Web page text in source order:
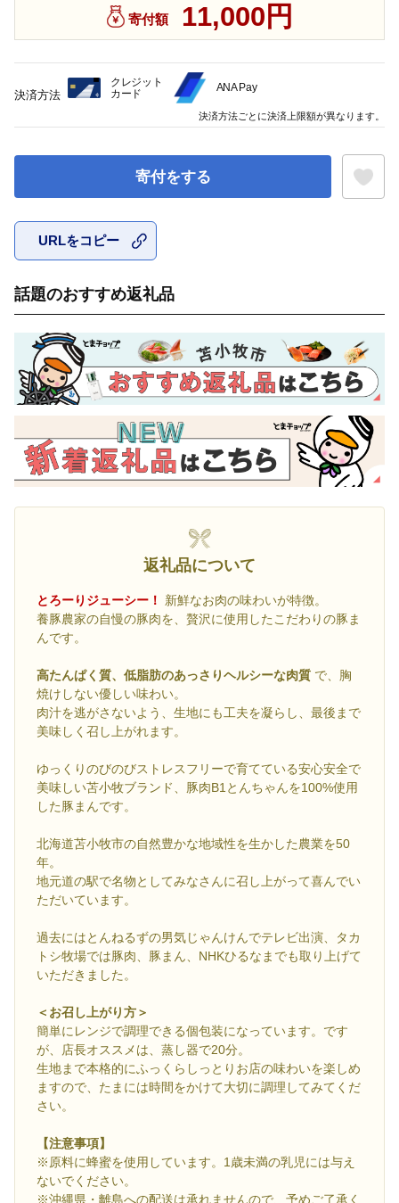
寄付額 11,000円
寄付をする
URLをコピー
話題のおすすめ返礼品
返礼品について
とろーりジューシー！
新鮮なお肉の味わいが特徴。
養豚農家の自慢の豚肉を、贅沢に使用したこだわりの豚ま
んです。
高たんぱく質、低脂肪のあっさりヘルシーな肉質 で、胸
焼けしない優しい味わい。
肉汁を逃がさないよう、生地にも工夫を凝らし、最後まで
美味しく召し上がれます。
ゆっくりのびのびストレスフリーで育てている安心安全で
美味しい苫小牧ブランド、豚肉B1とんちゃんを100%使用
した豚まんです。
北海道苫小牧市の自然豊かな地域性を生かした農業を50
年。
地元道の駅で名物としてみなさんに召し上がって喜んでい
ただいています。
過去にはとんねるずの男気じゃんけんでテレビ出演、タカ
トシ牧場では豚肉、豚まん、NHKひるなまでも取り上げて
いただきました。
＜お召し上がり方＞
簡単にレンジで調理できる個包装になっています。です
が、店長オススメは、蒸し器で20分。
生地まで本格的にふっくらしっとりお店の味わいを楽しめ
ますので、たまには時間をかけて大切に調理してみてくだ
さい。
【注意事項】
※原料に蜂蜜を使用しています。1歳未満の乳児には与え
ないでください。
※沖縄県・離島への配送は承れませんので、予めご了承く
決済方法
クレジット
カード
ANA Pay
決済方法ごとに決済上限額が異なります。